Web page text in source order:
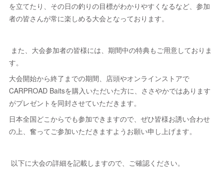
を立てたり、その日の釣りの目標がわかりやすくなるなど、参加
者の皆さんが常に楽しめる大会となっております。
また、大会参加者の皆様には、期間中の特典もご用意しておりま
す。
大会開始から終了までの期間、店頭やオンラインストアで
CARPROAD Baitsを購入いただいた方に、ささやかではあります
がプレゼントを同封させていただきます。
日本全国どこからでも参加できますので、ぜひ皆様お誘い合わせ
の上、奮ってご参加いただきますようお願い申し上げます。
以下に大会の詳細を記載しますので、ご確認ください。